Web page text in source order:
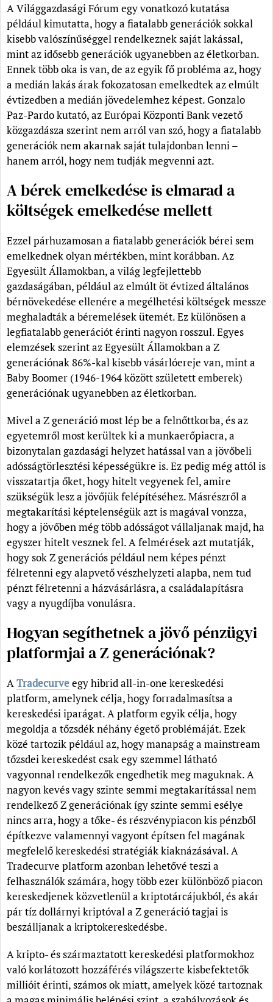
A Világgazdasági Fórum egy vonatkozó kutatása
például kimutatta, hogy a fiatalabb generációk sokkal
kisebb valószínűséggel rendelkeznek saját lakással,
mint az idősebb generációk ugyanebben az életkorban.
Ennek több oka is van, de az egyik fő probléma az, hogy
a medián lakás árak fokozatosan emelkedtek az elmúlt
évtizedben a medián jövedelemhez képest. Gonzalo
Paz-Pardo kutató, az Európai Központi Bank vezető
közgazdásza szerint nem arról van szó, hogy a fiatalabb
generációk nem akarnak saját tulajdonban lenni –
hanem arról, hogy nem tudják megvenni azt.
A bérek emelkedése is elmarad a
költségek emelkedése mellett
Ezzel párhuzamosan a fiatalabb generációk bérei sem
emelkednek olyan mértékben, mint korábban. Az
Egyesült Államokban, a világ legfejlettebb
gazdaságában, például az elmúlt öt évtized általános
bérnövekedése ellenére a megélhetési költségek messze
meghaladták a béremelések ütemét. Ez különösen a
legfiatalabb generációt érinti nagyon rosszul. Egyes
elemzések szerint az Egyesült Államokban a Z
generációnak 86%-kal kisebb vásárlóereje van, mint a
Baby Boomer (1946-1964 között született emberek)
generációnak ugyanebben az életkorban.
Mivel a Z generáció most lép be a felnőttkorba, és az
egyetemről most kerültek ki a munkaerőpiacra, a
bizonytalan gazdasági helyzet hatással van a jövőbeli
adósságtörlesztési képességükre is. Ez pedig még attól is
visszatartja őket, hogy hitelt vegyenek fel, amire
szükségük lesz a jövőjük felépítéséhez. Másrészről a
megtakarítási képtelenségük azt is magával vonzza,
hogy a jövőben még több adósságot vállaljanak majd, ha
egyszer hitelt vesznek fel. A felmérések azt mutatják,
hogy sok Z generációs például nem képes pénzt
félretenni egy alapvető vészhelyzeti alapba, nem tud
pénzt félretenni a házvásárlásra, a családalapításra
vagy a nyugdíjba vonulásra.
Hogyan segíthetnek a jövő pénzügyi
platformjai a Z generációnak?
A Tradecurveegy hibrid all-in-one kereskedési
platform, amelynek célja, hogy forradalmasítsa a
kereskedési iparágat. A platform egyik célja, hogy
megoldja a tőzsdék néhány égető problémáját. Ezek
közé tartozik például az, hogy manapság a mainstream
tőzsdei kereskedést csak egy szemmel látható
vagyonnal rendelkezők engedhetik meg maguknak. A
nagyon kevés vagy szinte semmi megtakarítással nem
rendelkező Z generációnak így szinte semmi esélye
nincs arra, hogy a tőke- és részvénypiacon kis pénzből
építkezve valamennyi vagyont építsen fel magának
megfelelő kereskedési stratégiák kiaknázásával. A
Tradecurve platform azonban lehetővé teszi a
felhasználók számára, hogy több ezer különböző piacon
kereskedjenek közvetlenül a kriptotárcájukból, és akár
pár tíz dollárnyi kriptóval a Z generáció tagjai is
beszálljanak a kriptokereskedésbe.
A kripto- és származtatott kereskedési platformokhoz
való korlátozott hozzáférés világszerte kisbefektetők
millióit érinti, számos ok miatt, amelyek közé tartoznak